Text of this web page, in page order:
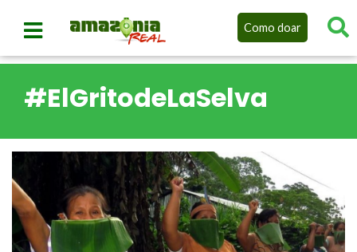
Como doar
#ElGritodeLaSelva